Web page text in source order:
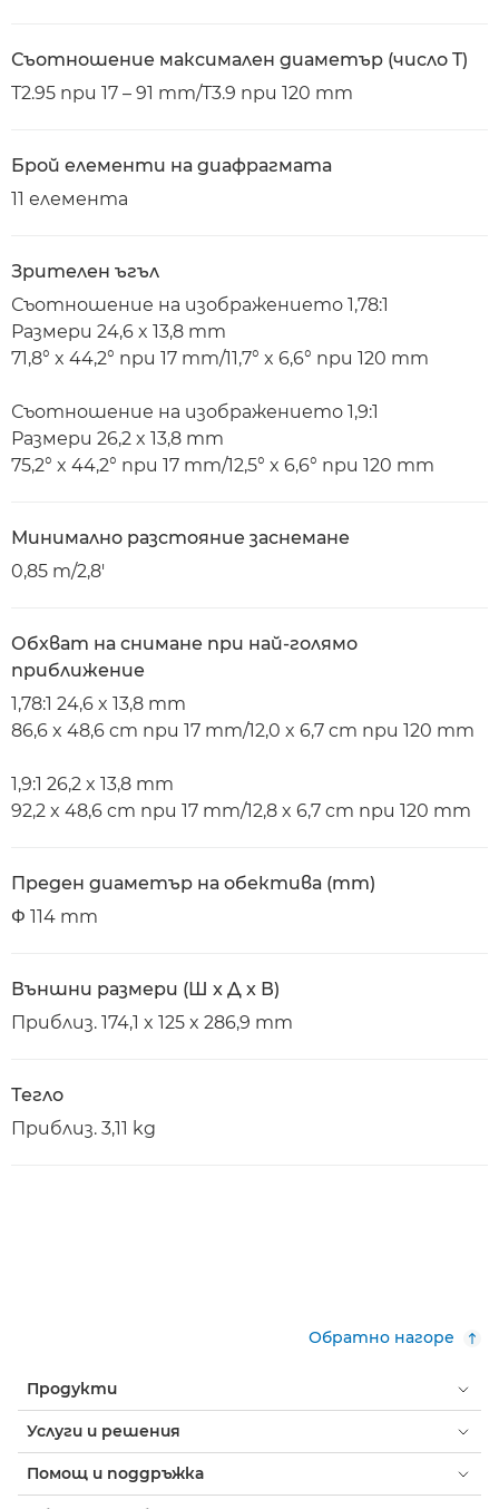
Съотношение максимален диаметър (число T)
T2.95 при 17 – 91 mm/T3.9 при 120 mm
Брой елементи на диафрагмата
11 елемента
Зрителен ъгъл
Съотношение на изображението 1,78:1
Размери 24,6 x 13,8 mm
71,8° x 44,2° при 17 mm/11,7° x 6,6° при 120 mm
Съотношение на изображението 1,9:1
Размери 26,2 x 13,8 mm
75,2° x 44,2° при 17 mm/12,5° x 6,6° при 120 mm
Минимално разстояние заснемане
0,85 m/2,8'
Обхват на снимане при най-голямо
приближение
1,78:1 24,6 x 13,8 mm
86,6 x 48,6 cm при 17 mm/12,0 x 6,7 cm при 120 mm
1,9:1 26,2 x 13,8 mm
92,2 x 48,6 cm при 17 mm/12,8 x 6,7 cm при 120 mm
Преден диаметър на обектива (mm)
Φ 114 mm
Външни размери (Ш x Д x В)
Приблиз. 174,1 x 125 x 286,9 mm
Тегло
Приблиз. 3,11 kg
Обратно нагоре
Продукти
Услуги и решения
Помощ и поддръжка